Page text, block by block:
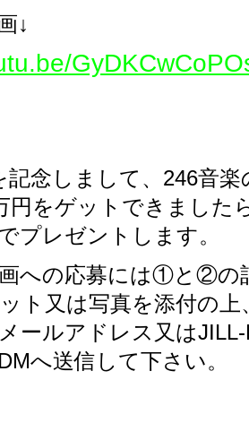
↓
記念しまして、246音
円をゲットできました
プレゼントします。
画への応募には①と②の
ト又は写真を添付の上
ールアドレス又は
へ送信して下さい。